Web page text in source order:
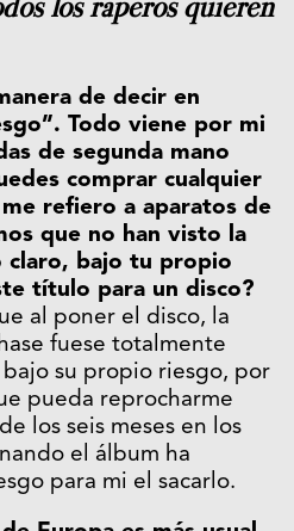
de decir en
Todo viene por mi
de segunda mano
comprar cualquier
refiero a aparatos de
que no han visto la
claro, bajo tu propio
título para un disco?
al poner el disco, la
fuese totalmente
su propio riesgo, por
pueda reprocharme
los seis meses en los
el álbum ha
para mi el sacarlo.